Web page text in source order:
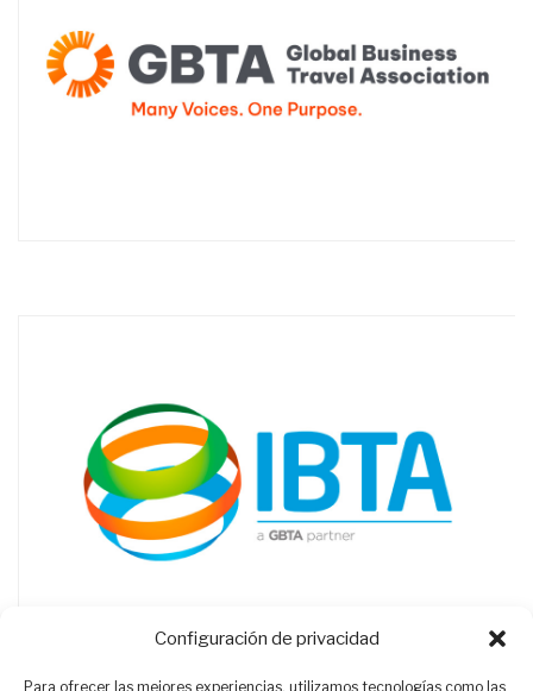
Configuración de privacidad
Para ofrecer las mejores experiencias, utilizamos tecnologías como las